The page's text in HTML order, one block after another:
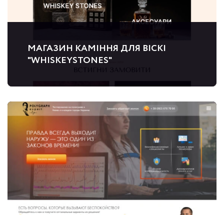
МАГАЗИН КАМІННЯ ДЛЯ ВІСКІ
"WHISKEYSTONES"